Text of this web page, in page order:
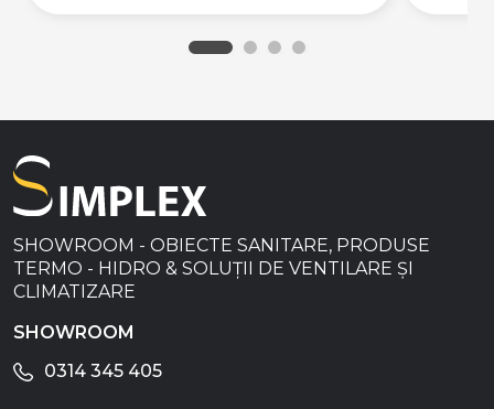
SHOWROOM - OBIECTE SANITARE, PRODUSE
TERMO - HIDRO & SOLUȚII DE VENTILARE ȘI
CLIMATIZARE
SHOWROOM
0314 345 405